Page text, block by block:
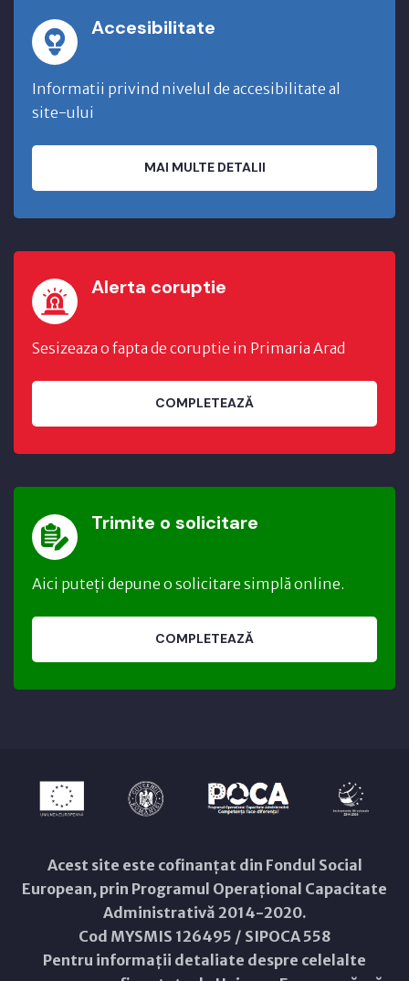
Accesibilitate
Informatii privind nivelul de accesibilitate al
site-ului
MAI MULTE DETALII
Alerta coruptie
Sesizeaza o fapta de coruptie in Primaria Arad
COMPLETEAZĂ
Trimite o solicitare
Aici puteți depune o solicitare simplă online.
COMPLETEAZĂ
Acest site este cofinanțat din Fondul Social
European, prin Programul Operațional Capacitate
Administrativă 2014-2020.
Cod MYSMIS 126495 / SIPOCA 558
Pentru informații detaliate despre celelalte